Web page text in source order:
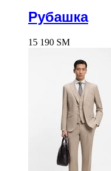
Рубашка
15 190 ЅМ